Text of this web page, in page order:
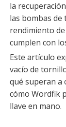
la
las bombas
rendimiento
cumplen con
Este artículo
vacío de
qué superan a
cómo Wordfik
llave en mano.